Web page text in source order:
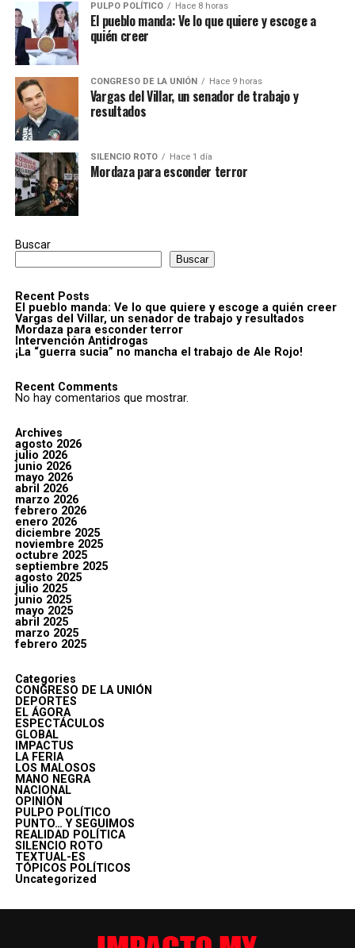
PULPO POLÍTICO Hace 8 horas
El pueblo manda: Ve lo que quiere y escoge a
quién creer
CONGRESO DE LA UNIÓN Hace 9 horas
Vargas del Villar, un senador de trabajo y
resultados
SILENCIO ROTO Hace 1 día
Mordaza para esconder terror
Buscar
Buscar
Recent Posts
El pueblo manda: Ve lo que quiere y escoge a quién creer
Vargas del Villar, un senador de trabajo y resultados
Mordaza para esconder terror
Intervención Antidrogas
¡La “guerra sucia” no mancha el trabajo de Ale Rojo!
Recent Comments
No hay comentarios que mostrar.
Archives
agosto 2026
julio 2026
junio 2026
mayo 2026
abril 2026
marzo 2026
febrero 2026
enero 2026
diciembre 2025
noviembre 2025
octubre 2025
septiembre 2025
agosto 2025
julio 2025
junio 2025
mayo 2025
abril 2025
marzo 2025
febrero 2025
Categories
CONGRESO DE LA UNIÓN
DEPORTES
EL ÁGORA
ESPECTÁCULOS
GLOBAL
IMPACTUS
LA FERIA
LOS MALOSOS
MANO NEGRA
NACIONAL
OPINIÓN
PULPO POLÍTICO
PUNTO… Y SEGUIMOS
REALIDAD POLÍTICA
SILENCIO ROTO
TEXTUAL-ES
TÓPICOS POLÍTICOS
Uncategorized